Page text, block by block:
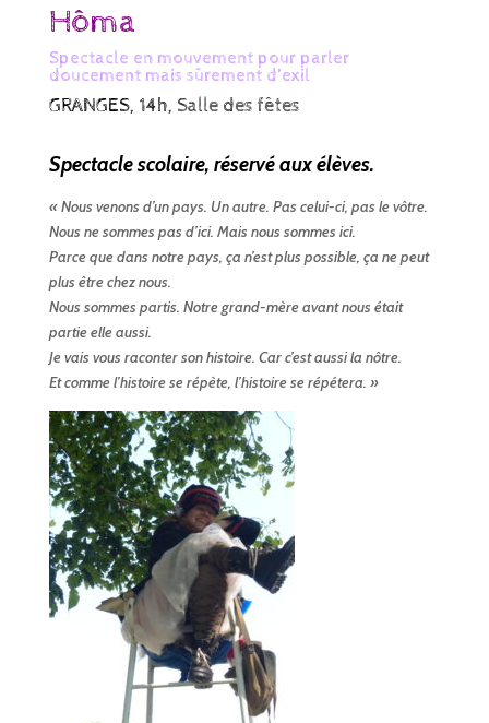
Hôma
Spectacle en mouvement pour parler
doucement mais sûrement d’exil
GRANGES, 14h, Salle des fêtes
Spectacle scolaire, réservé aux élèves.
« Nous venons d’un pays. Un autre. Pas celui-ci, pas le vôtre.
Nous ne sommes pas d’ici. Mais nous sommes ici.
Parce que dans notre pays, ça n’est plus possible, ça ne peut
plus être chez nous.
Nous sommes partis. Notre grand-mère avant nous était
partie elle aussi.
Je vais vous raconter son histoire. Car c’est aussi la nôtre.
Et comme l’histoire se répète, l’histoire se répétera. »